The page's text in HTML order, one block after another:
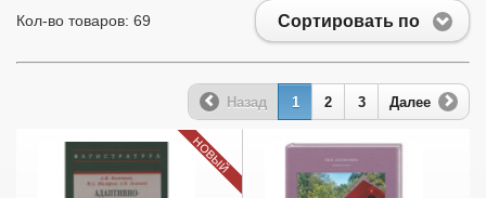
Сортировать по
Кол-во товаров: 69
Назад 1 2 3 Далее
НОВЫЙ